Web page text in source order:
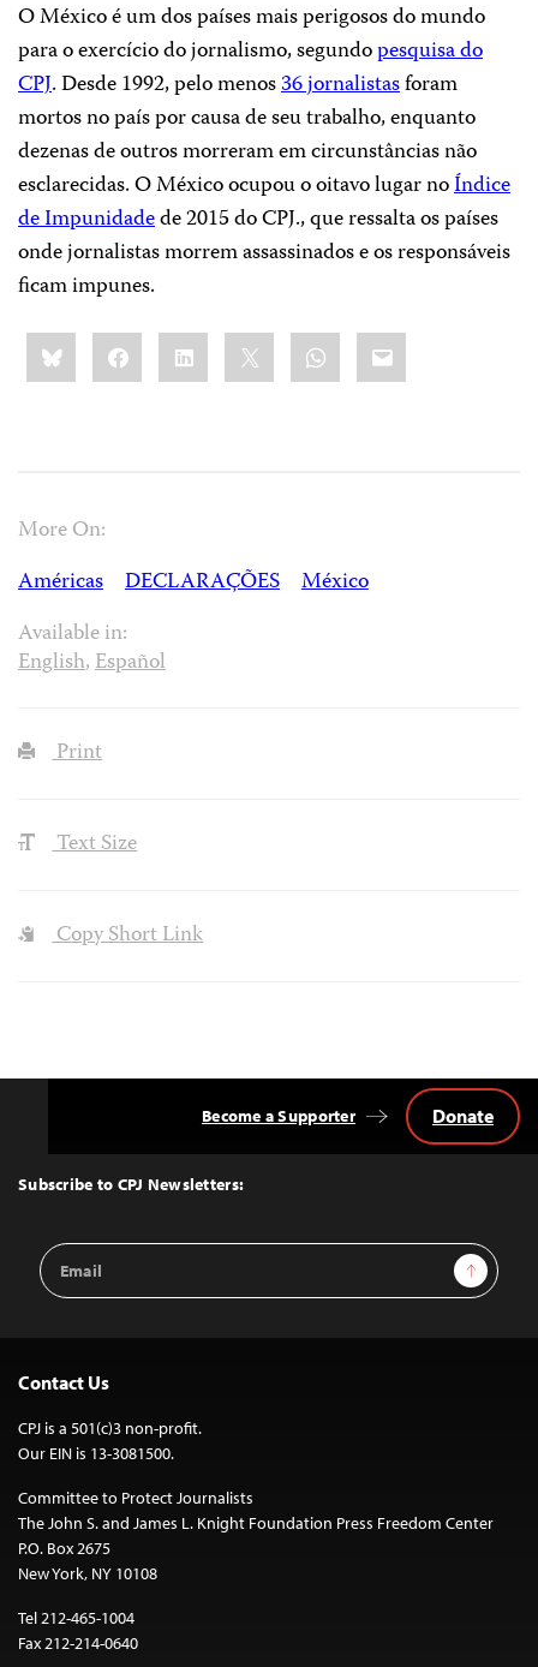
O México é um dos países mais perigosos do mundo
para o exercício do jornalismo, segundopesquisa do
CPJ. Desde 1992, pelo menos36 jornalistasforam
mortos no país por causa de seu trabalho, enquanto
dezenas de outros morreram em circunstâncias não
esclarecidas. O México ocupou o oitavo lugar noÍndice
de Impunidadede 2015 do CPJ., que ressalta os países
onde jornalistas morrem assassinados e os responsáveis
ficam impunes.
Share
this:BlueskyFacebookLinkedIn WhatsApp
Email
More On:
Américas
DECLARAÇÕES
México
Available in:
English,Español
Print
Text Size
Copy Short Link
Top
Subscribe to CPJ Newsletters:
Email
Address
Sign Up
Become a Supporter Donate
Contact Us
CPJ is a 501(c)3 non-profit.
Our EIN is 13-3081500.
Committee to Protect Journalists
The John S. and James L. Knight Foundation Press Freedom Center
P.O. Box 2675
New York, NY 10108
Tel 212-465-1004
Fax 212-214-0640